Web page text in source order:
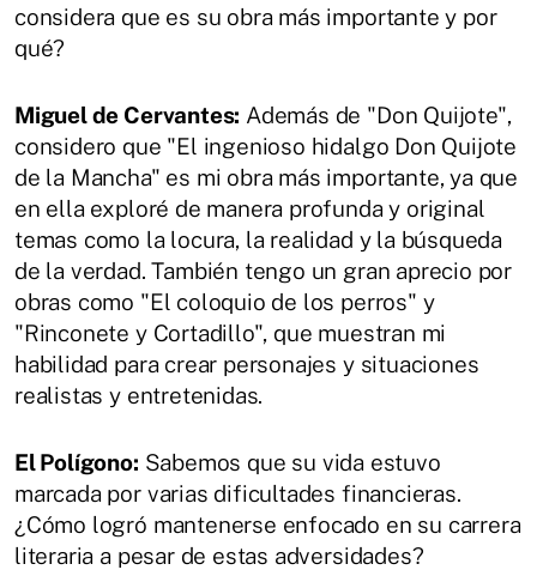
considera que es su obra más importante y por
qué?
Miguel de Cervantes: Además de "Don Quijote",
considero que "El ingenioso hidalgo Don Quijote
de la Mancha" es mi obra más importante, ya que
en ella exploré de manera profunda y original
temas como la locura, la realidad y la búsqueda
de la verdad. También tengo un gran aprecio por
obras como "El coloquio de los perros" y
"Rinconete y Cortadillo", que muestran mi
habilidad para crear personajes y situaciones
realistas y entretenidas.
El Polígono: Sabemos que su vida estuvo
marcada por varias dificultades financieras.
¿Cómo logró mantenerse enfocado en su carrera
literaria a pesar de estas adversidades?